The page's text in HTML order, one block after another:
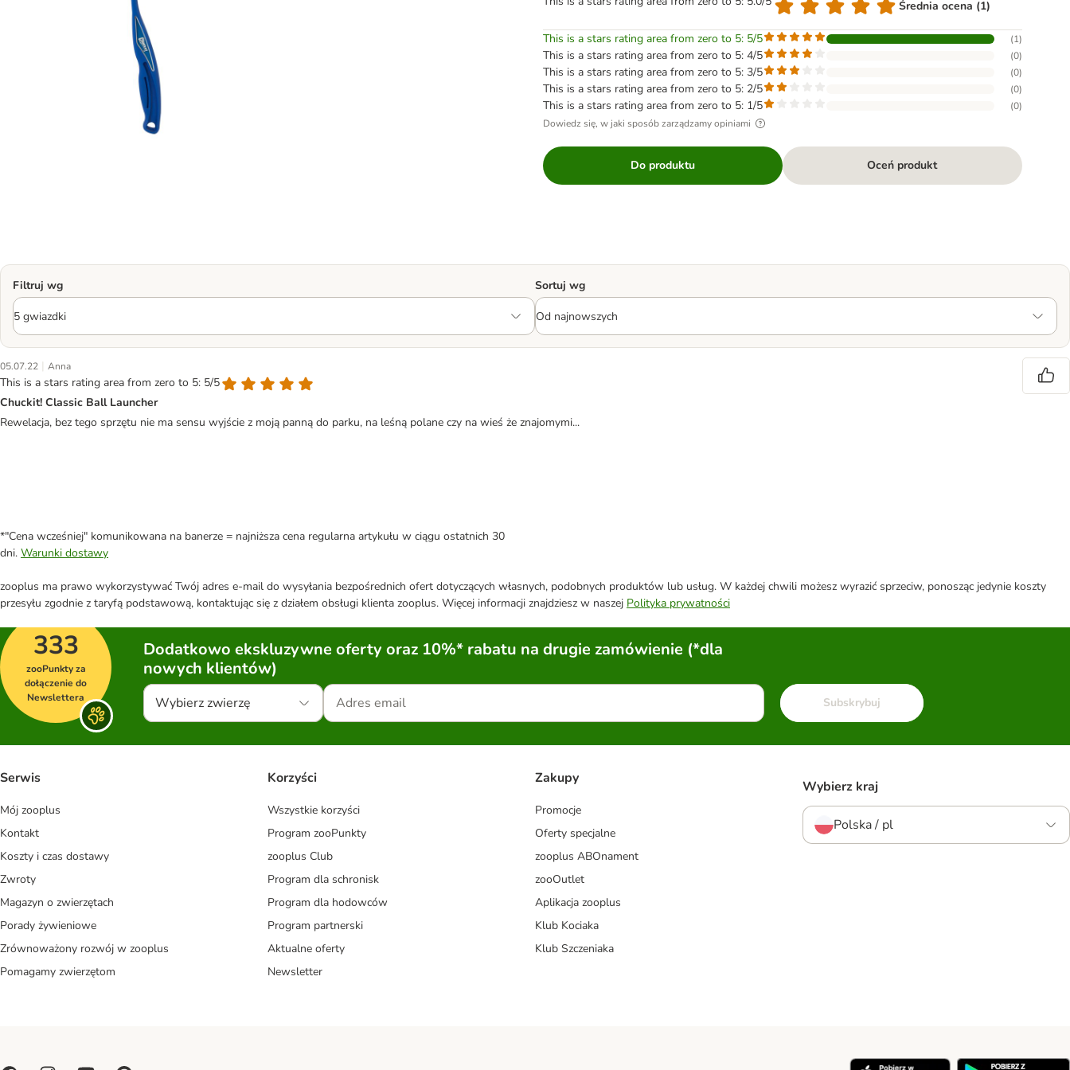
Średnia ocena (1)
This is a stars rating area from zero to 5: 5/5 (1)
This is a stars rating area from zero to 5: 4/5 (0)
This is a stars rating area from zero to 5: 3/5 (0)
This is a stars rating area from zero to 5: 2/5 (0)
This is a stars rating area from zero to 5: 1/5 (0)
Dowiedz się, w jaki sposób zarządzamy opiniami
Do produktu Oceń produkt
Filtruj wg Sortuj wg
05.07.22 | Anna
This is a stars rating area from zero to 5: 5/5
Chuckit! Classic Ball Launcher
Rewelacja, bez tego sprzętu nie ma sensu wyjście z moją panną do parku, na leśną polane czy na wieś że znajomymi...
*"Cena wcześniej" komunikowana na banerze = najniższa cena regularna artykułu w ciągu ostatnich 30
dni. Warunki dostawy
zooplus ma prawo wykorzystywać Twój adres e-mail do wysyłania bezpośrednich ofert dotyczących własnych, podobnych produktów lub usług. W każdej chwili możesz wyrazić sprzeciw, ponosząc jedynie koszty
przesyłu zgodnie z taryfą podstawową, kontaktując się z działem obsługi klienta zooplus. Więcej informacji znajdziesz w naszej Polityka prywatności
333
zooPunkty za
dołączenie do
Newslettera
Dodatkowo ekskluzywne oferty oraz 10%* rabatu na drugie zamówienie (*dla
nowych klientów)
Wybierz zwierzę Subskrybuj
Serwis
Mój zooplus
Kontakt
Koszty i czas dostawy
Zwroty
Magazyn o zwierzętach
Porady żywieniowe
Zrównoważony rozwój w zooplus
Pomagamy zwierzętom
Korzyści
Wszystkie korzyści
Program zooPunkty
zooplus Club
Program dla schronisk
Program dla hodowców
Program partnerski
Aktualne oferty
Newsletter
Zakupy
Promocje
Oferty specjalne
zooplus ABOnament
zooOutlet
Aplikacja zooplus
Klub Kociaka
Klub Szczeniaka
Wybierz kraj
Polska / pl